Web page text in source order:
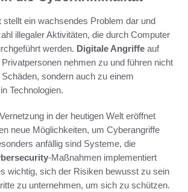
stellt ein wachsendes Problem dar und
illegaler Aktivitäten, die durch Computer
werden. Digitale Angriffe auf
nehmen zu und führen nicht
sondern auch zu einem
Technologien.
in der heutigen Welt eröffnet
neue Möglichkeiten, um Cyberangriffe
anfällig sind Systeme, die
-Maßnahmen implementiert
wichtig, sich der Risiken bewusst zu sein
zu unternehmen, um sich zu schützen.